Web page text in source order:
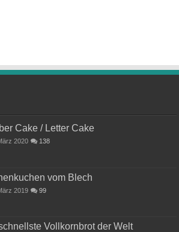
Cake / Letter Cake
2020 138
vom Blech
2019 99
Vollkornbrot der Welt